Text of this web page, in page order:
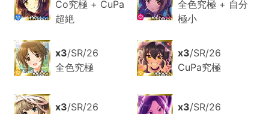
Co究極 + CuPa
超絶
全色究極 + 自分
極小
x3/SR/26
全色究極
x3/SR/26
CuPa究極
x3/SR/26
x3/SR/26